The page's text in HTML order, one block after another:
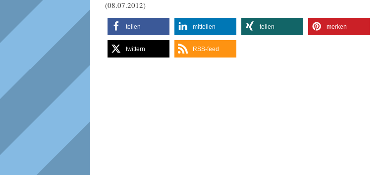
(08.07.2012)
teilen mitteilen teilen merken
twittern RSS-feed